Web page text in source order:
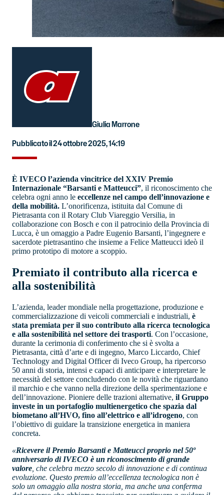
Giulia Marrone
Pubblicato il 24 ottobre 2025, 14:19
È IVECO l’azienda vincitrice del XXIV Premio
Internazionale “Barsanti e Matteucci”, il riconoscimento che
celebra ogni anno le eccellenze nel campo dell’innovazione e
della mobilità. L’onorificenza, istituita dal Comune di
Pietrasanta con il Rotary Club Viareggio Versilia, in
collaborazione con Bosch e con il patrocinio della Provincia di
Lucca, è un omaggio a Padre Eugenio Barsanti, l’ingegnere e
sacerdote pietrasantino che insieme a Felice Matteucci ideò il
primo prototipo di motore a scoppio.
Premiato il contributo alla ricerca e
alla sostenibilità
L’azienda, leader mondiale nella progettazione, produzione e
commercializzazione di veicoli commerciali e industriali, è
stata premiata per il suo contributo alla ricerca tecnologica
e alla sostenibilità nel settore dei trasporti. Con l’occasione,
durante la cerimonia di conferimento che si è svolta a
Pietrasanta, città d’arte e di ingegno, Marco Liccardo, Chief
Technology and Digital Officer di Iveco Group, ha ripercorso
50 anni di storia, intensi e capaci di anticipare e interpretare le
necessità del settore concludendo con le novità che riguardano
il marchio e che vanno nella direzione della sperimentazione e
dell’innovazione. Pioniere delle trazioni alternative, il Gruppo
investe in un portafoglio multienergetico che spazia dal
biometano all’HVO, fino all’elettrico e all’idrogeno, con
l’obiettivo di guidare la transizione energetica in maniera
concreta.
«Ricevere il Premio Barsanti e Matteucci proprio nel 50º
anniversario di IVECO è un riconoscimento di grande
valore , che celebra mezzo secolo di innovazione e di continua
evoluzione. Questo premio all’eccellenza tecnologica non è
solo un omaggio alla nostra storia, ma anche una conferma